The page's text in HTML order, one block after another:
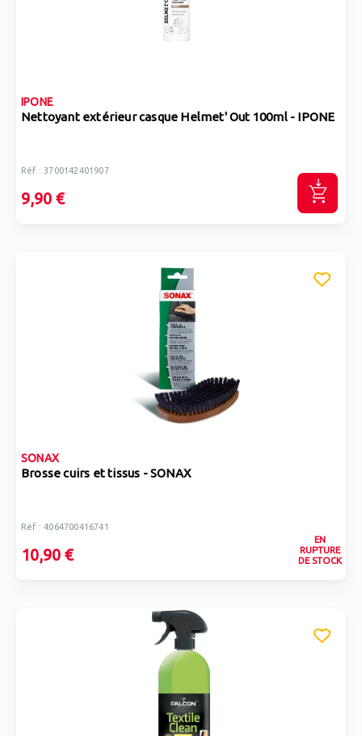
IPONE
Nettoyant extérieur casque Helmet' Out 100ml - IPONE
Réf : 3700142401907
9,90 €
SONAX
Brosse cuirs et tissus - SONAX
Réf : 4064700416741
10,90 €
EN
RUPTURE
DE STOCK